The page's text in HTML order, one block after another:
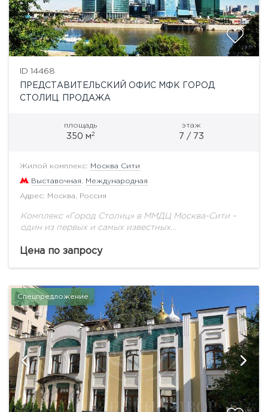
ID 14468
ПРЕДСТАВИТЕЛЬСКИЙ ОФИС МФК ГОРОД
СТОЛИЦ. ПРОДАЖА
площадь
350 м2
этаж
7 / 73
Жилой комплекс: Москва Сити
Выставочная Международная
Адрес: Москва, Россия
Комплекс «Город Столиц» в ММДЦ Москва-Сити –
один из первых и самых известных
кластере Москвы. Рас­по­ло­же­ние МФК «Город Сто­
Цена по запросу
Спецпредложение